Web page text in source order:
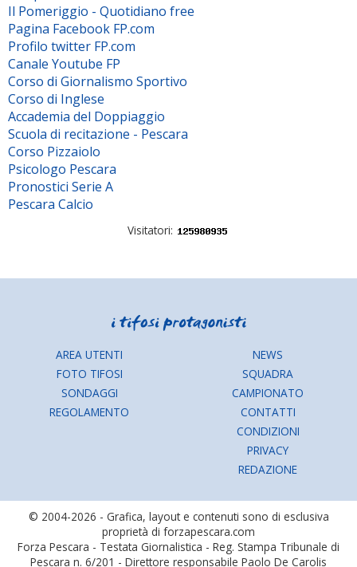
Il Pomeriggio - Quotidiano free
Pagina Facebook FP.com
Profilo twitter FP.com
Canale Youtube FP
Corso di Giornalismo Sportivo
Corso di Inglese
Accademia del Doppiaggio
Scuola di recitazione - Pescara
Corso Pizzaiolo
Psicologo Pescara
Pronostici Serie A
Pescara Calcio
Visitatori:
AREA UTENTI
FOTO TIFOSI
SONDAGGI
REGOLAMENTO
NEWS
SQUADRA
CAMPIONATO
CONTATTI
CONDIZIONI
PRIVACY
REDAZIONE
© 2004-2026 - Grafica, layout e contenuti sono di esclusiva
proprietà di forzapescara.com
Forza Pescara - Testata Giornalistica - Reg. Stampa Tribunale di
Pescara n. 6/201 - Direttore responsabile Paolo De Carolis